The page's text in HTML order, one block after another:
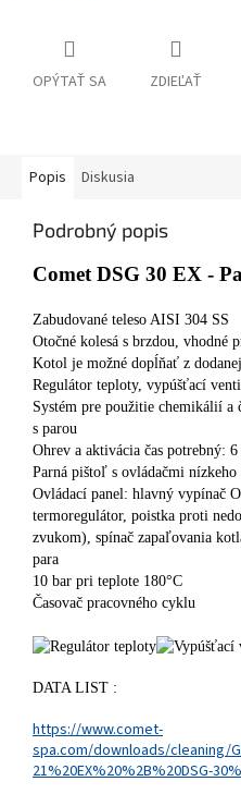
OPÝTAŤ SA ZDIEĽAŤ
Popis Diskusia
Podrobný popis
Comet DSG 30 EX -
Zabudované teleso AISI 304 SS
Otočné kolesá s brzdou, vhodné
Kotol je možné dopĺňať z
Regulátor teploty, vypúšťací
Systém pre použitie chemikálií a
s parou
Ohrev a aktivácia čas potrebný:
Parná pištoľ s ovládačmi nízkeho
Ovládací panel: hlavný vypínač
termoregulátor, poistka proti
zvukom), spínač zapaľovania
para
10 bar pri teplote 180°C
Časovač pracovného cyklu
DATA LIST :
https://www.comet-
spa.com/downloads/cleaning/
21%20EX%20%2B%20DSG-